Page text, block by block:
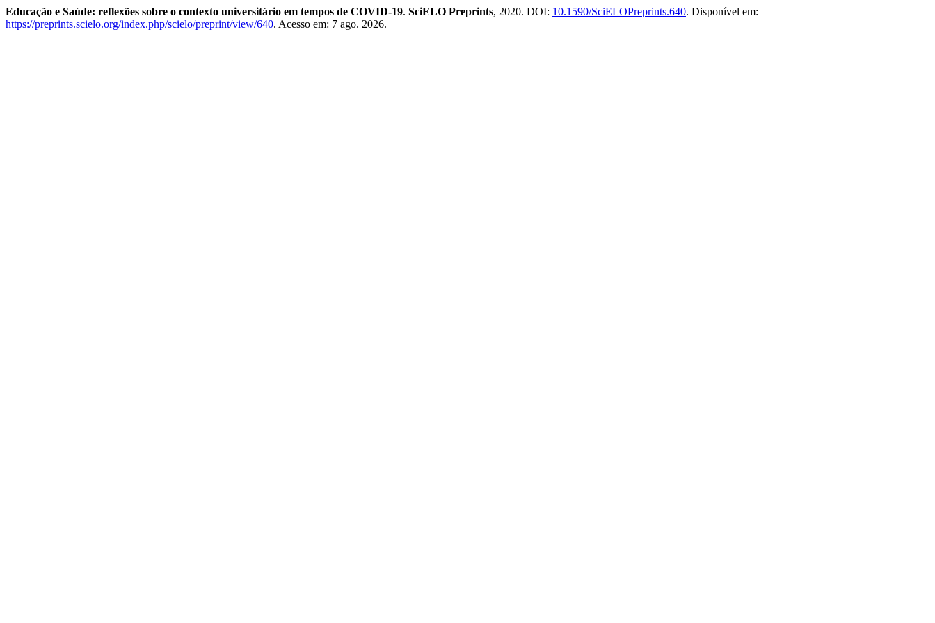
Educação e Saúde: reflexões sobre o contexto universitário em tempos de COVID-19. SciELO Preprints, 2020. DOI: 10.1590/SciELOPreprints.640. Disponível em:
https://preprints.scielo.org/index.php/scielo/preprint/view/640. Acesso em: 7 ago. 2026.